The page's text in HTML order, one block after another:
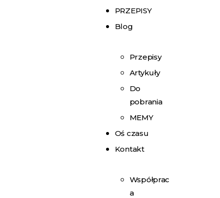
PRZEPISY
Blog
Przepisy
Artykuły
Do
pobrania
MEMY
Oś czasu
Kontakt
Współprac
a